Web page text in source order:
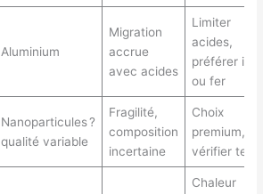
Aluminium
Migration
accrue
avec acides
Limiter
acides,
préférer
ou fer
Nanoparticules ?
qualité variable
Fragilité,
composition
incertaine
Choix
premium,
vérifier tests
Chaleur